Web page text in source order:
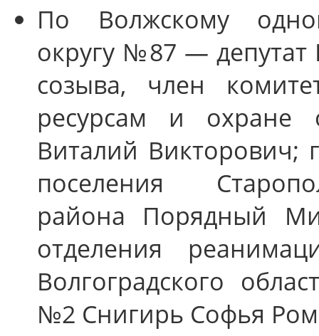
По Волжскому
округу №87 — депутат
созыва, член
ресурсам и охране
Виталий Викторович;
поселения
района Порядный
отделения
Волгоградского
№2 Снигирь Софья